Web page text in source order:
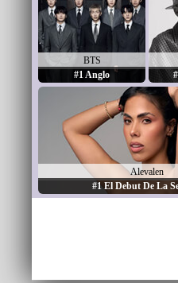
BTS
#1 Anglo
Alevalen
#1 El Debut De La